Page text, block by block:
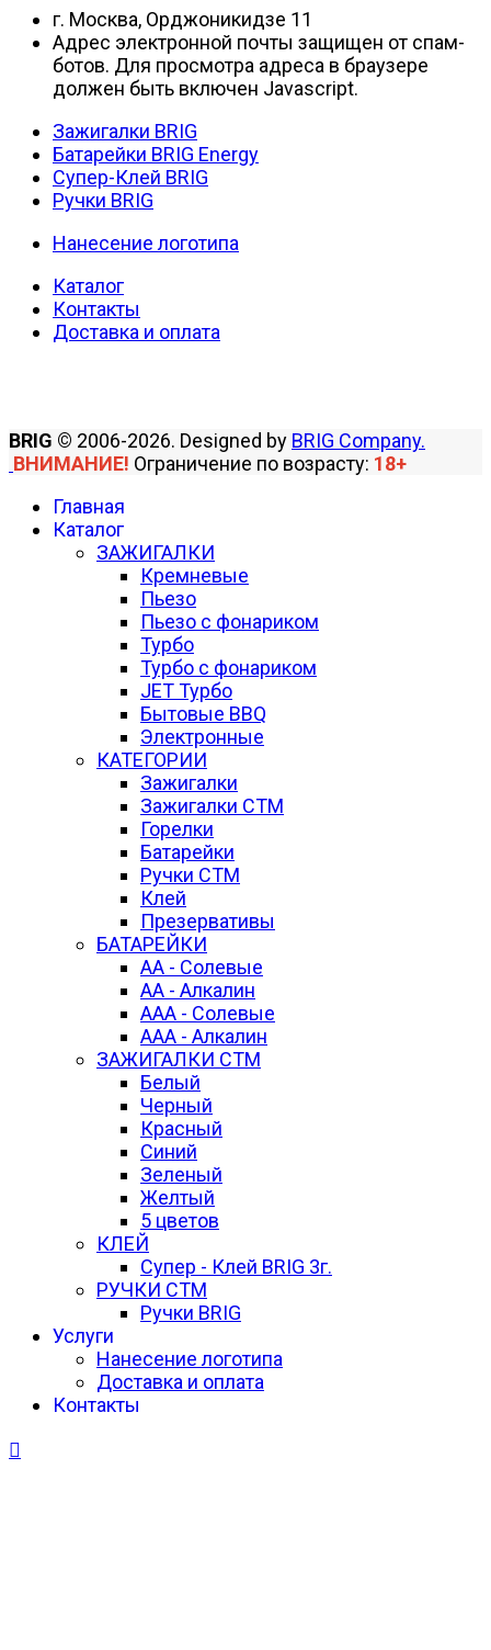
г. Москва, Орджоникидзе 11
Адрес электронной почты защищен от спам-
ботов. Для просмотра адреса в браузере
должен быть включен Javascript.
Зажигалки BRIG
Батарейки BRIG Energy
Супер-Клей BRIG
Ручки BRIG
Нанесение логотипа
Каталог
Контакты
Доставка и оплата
BRIG © 2006-2026. Designed by BRIG Company.
ВНИМАНИЕ! Ограничение по возрасту: 18+
Главная
Каталог
ЗАЖИГАЛКИ
Кремневые
Пьезо
Пьезо с фонариком
Турбо
Турбо с фонариком
JET Турбо
Бытовые BBQ
Электронные
КАТЕГОРИИ
Зажигалки
Зажигалки СТМ
Горелки
Батарейки
Ручки СТМ
Клей
Презервативы
БАТАРЕЙКИ
АА - Солевые
AA - Алкалин
ААА - Солевые
AAA - Алкалин
ЗАЖИГАЛКИ СТМ
Белый
Черный
Красный
Синий
Зеленый
Желтый
5 цветов
КЛЕЙ
Супер - Клей BRIG 3г.
РУЧКИ СТМ
Ручки BRIG
Услуги
Нанесение логотипа
Доставка и оплата
Контакты